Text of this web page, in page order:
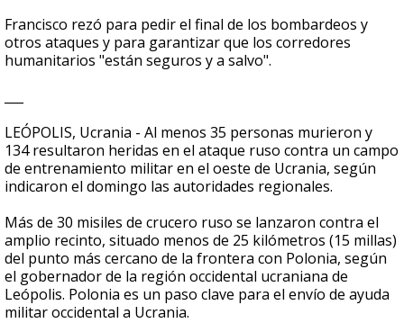
Francisco rezó para pedir el final de los bombardeos y
otros ataques y para garantizar que los corredores
humanitarios "están seguros y a salvo".
LEÓPOLIS, Ucrania - Al menos 35 personas murieron y
134 resultaron heridas en el ataque ruso contra un campo
de entrenamiento militar en el oeste de Ucrania, según
indicaron el domingo las autoridades regionales.
Más de 30 misiles de crucero ruso se lanzaron contra el
amplio recinto, situado menos de 25 kilómetros (15 millas)
del punto más cercano de la frontera con Polonia, según
el gobernador de la región occidental ucraniana de
Leópolis. Polonia es un paso clave para el envío de ayuda
militar occidental a Ucrania.